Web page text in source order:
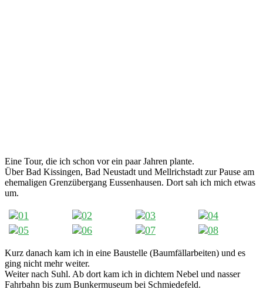
Eine Tour, die ich schon vor ein paar Jahren plante.
Über Bad Kissingen, Bad Neustadt und Mellrichstadt zur Pause am
ehemaligen Grenzübergang Eussenhausen. Dort sah ich mich etwas
um.
Kurz danach kam ich in eine Baustelle (Baumfällarbeiten) und es
ging nicht mehr weiter.
Weiter nach Suhl. Ab dort kam ich in dichtem Nebel und nasser
Fahrbahn bis zum Bunkermuseum bei Schmiedefeld.